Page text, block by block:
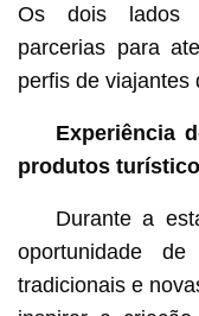
Os dois lados
parcerias para
perfis de viajantes
Experiência
produtos
Durante a
oportunidade
tradicionais e